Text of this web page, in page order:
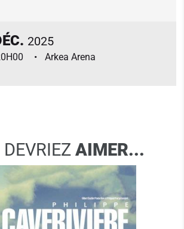
2025
Arkea Arena
AIMER...